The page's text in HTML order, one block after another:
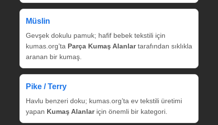
Müslin
Gevşek dokulu pamuk; hafif bebek tekstili için
kumas.org’ta Parça Kumaş Alanlartarafından sıklıkla
aranan bir kumaş.
Pike / Terry
Havlu benzeri doku; kumas.org’ta ev tekstili üretimi
yapan Kumaş Alanlariçin önemli bir kategori.